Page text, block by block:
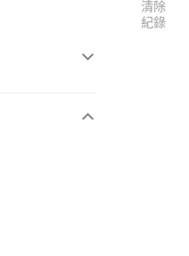
清除
紀錄